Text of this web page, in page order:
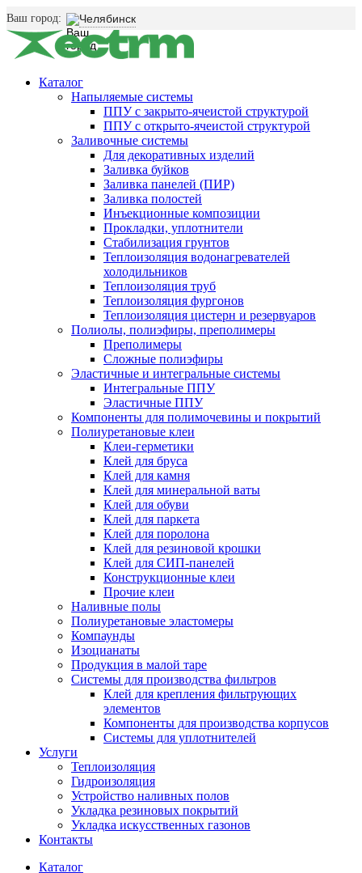
Ваш город: Челябинск
Каталог
Напыляемые системы
ППУ с закрыто-ячеистой структурой
ППУ с открыто-ячеистой структурой
Заливочные системы
Для декоративных изделий
Заливка буйков
Заливка панелей (ПИР)
Заливка полостей
Инъекционные композиции
Прокладки, уплотнители
Стабилизация грунтов
Теплоизоляция водонагревателей
холодильников
Теплоизоляция труб
Теплоизоляция фургонов
Теплоизоляция цистерн и резервуаров
Полиолы, полиэфиры, преполимеры
Преполимеры
Сложные полиэфиры
Эластичные и интегральные системы
Интегральные ППУ
Эластичные ППУ
Компоненты для полимочевины и покрытий
Полиуретановые клеи
Клеи-герметики
Клей для бруса
Клей для камня
Клей для минеральной ваты
Клей для обуви
Клей для паркета
Клей для поролона
Клей для резиновой крошки
Клей для СИП-панелей
Конструкционные клеи
Прочие клеи
Наливные полы
Полиуретановые эластомеры
Компаунды
Изоцианаты
Продукция в малой таре
Системы для производства фильтров
Клей для крепления фильтрующих
элементов
Компоненты для производства корпусов
Системы для уплотнителей
Услуги
Теплоизоляция
Гидроизоляция
Устройство наливных полов
Укладка резиновых покрытий
Укладка искусственных газонов
Контакты
Каталог